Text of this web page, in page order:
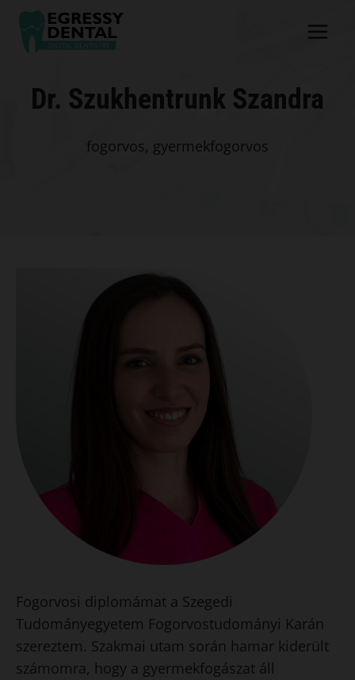
Skip
content
Dr. Szukhentrunk Szandra
fogorvos, gyermekfogorvos
Fogorvosi diplomámat a Szegedi
Tudományegyetem Fogorvostudományi Karán
szereztem. Szakmai utam során hamar kiderült
számomra, hogy a gyermekfogászat áll